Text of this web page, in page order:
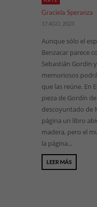
Graciela Speranza
17 AGO, 2023
Aunque sólo el
Benzacar parece
Sebastián Gordín
memoriosos
que las reúne. En
pieza de Gordín
descoyuntado de
página un libro
madera, pero el
la página...
LEER MÁS